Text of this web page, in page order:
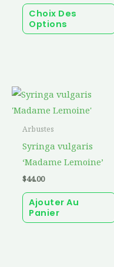
Choix Des
Options
Arbustes
Syringa vulgaris
‘Madame Lemoine’
$44.00
Ajouter Au
Panier